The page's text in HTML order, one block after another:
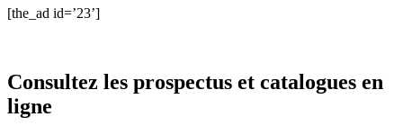
[the_ad id=’23’]
Consultez les prospectus et catalogues en
ligne